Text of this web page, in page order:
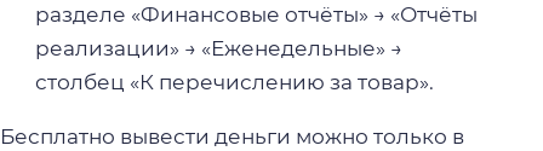
разделе «Финансовые отчёты» → «Отчёты
реализации» → «Еженедельные» →
столбец «К перечислению за товар».
Бесплатно вывести деньги можно только в